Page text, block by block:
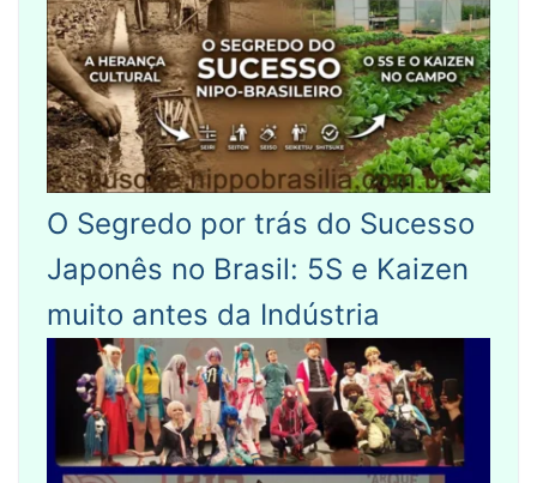
O Segredo por trás do Sucesso
Japonês no Brasil: 5S e Kaizen
muito antes da Indústria